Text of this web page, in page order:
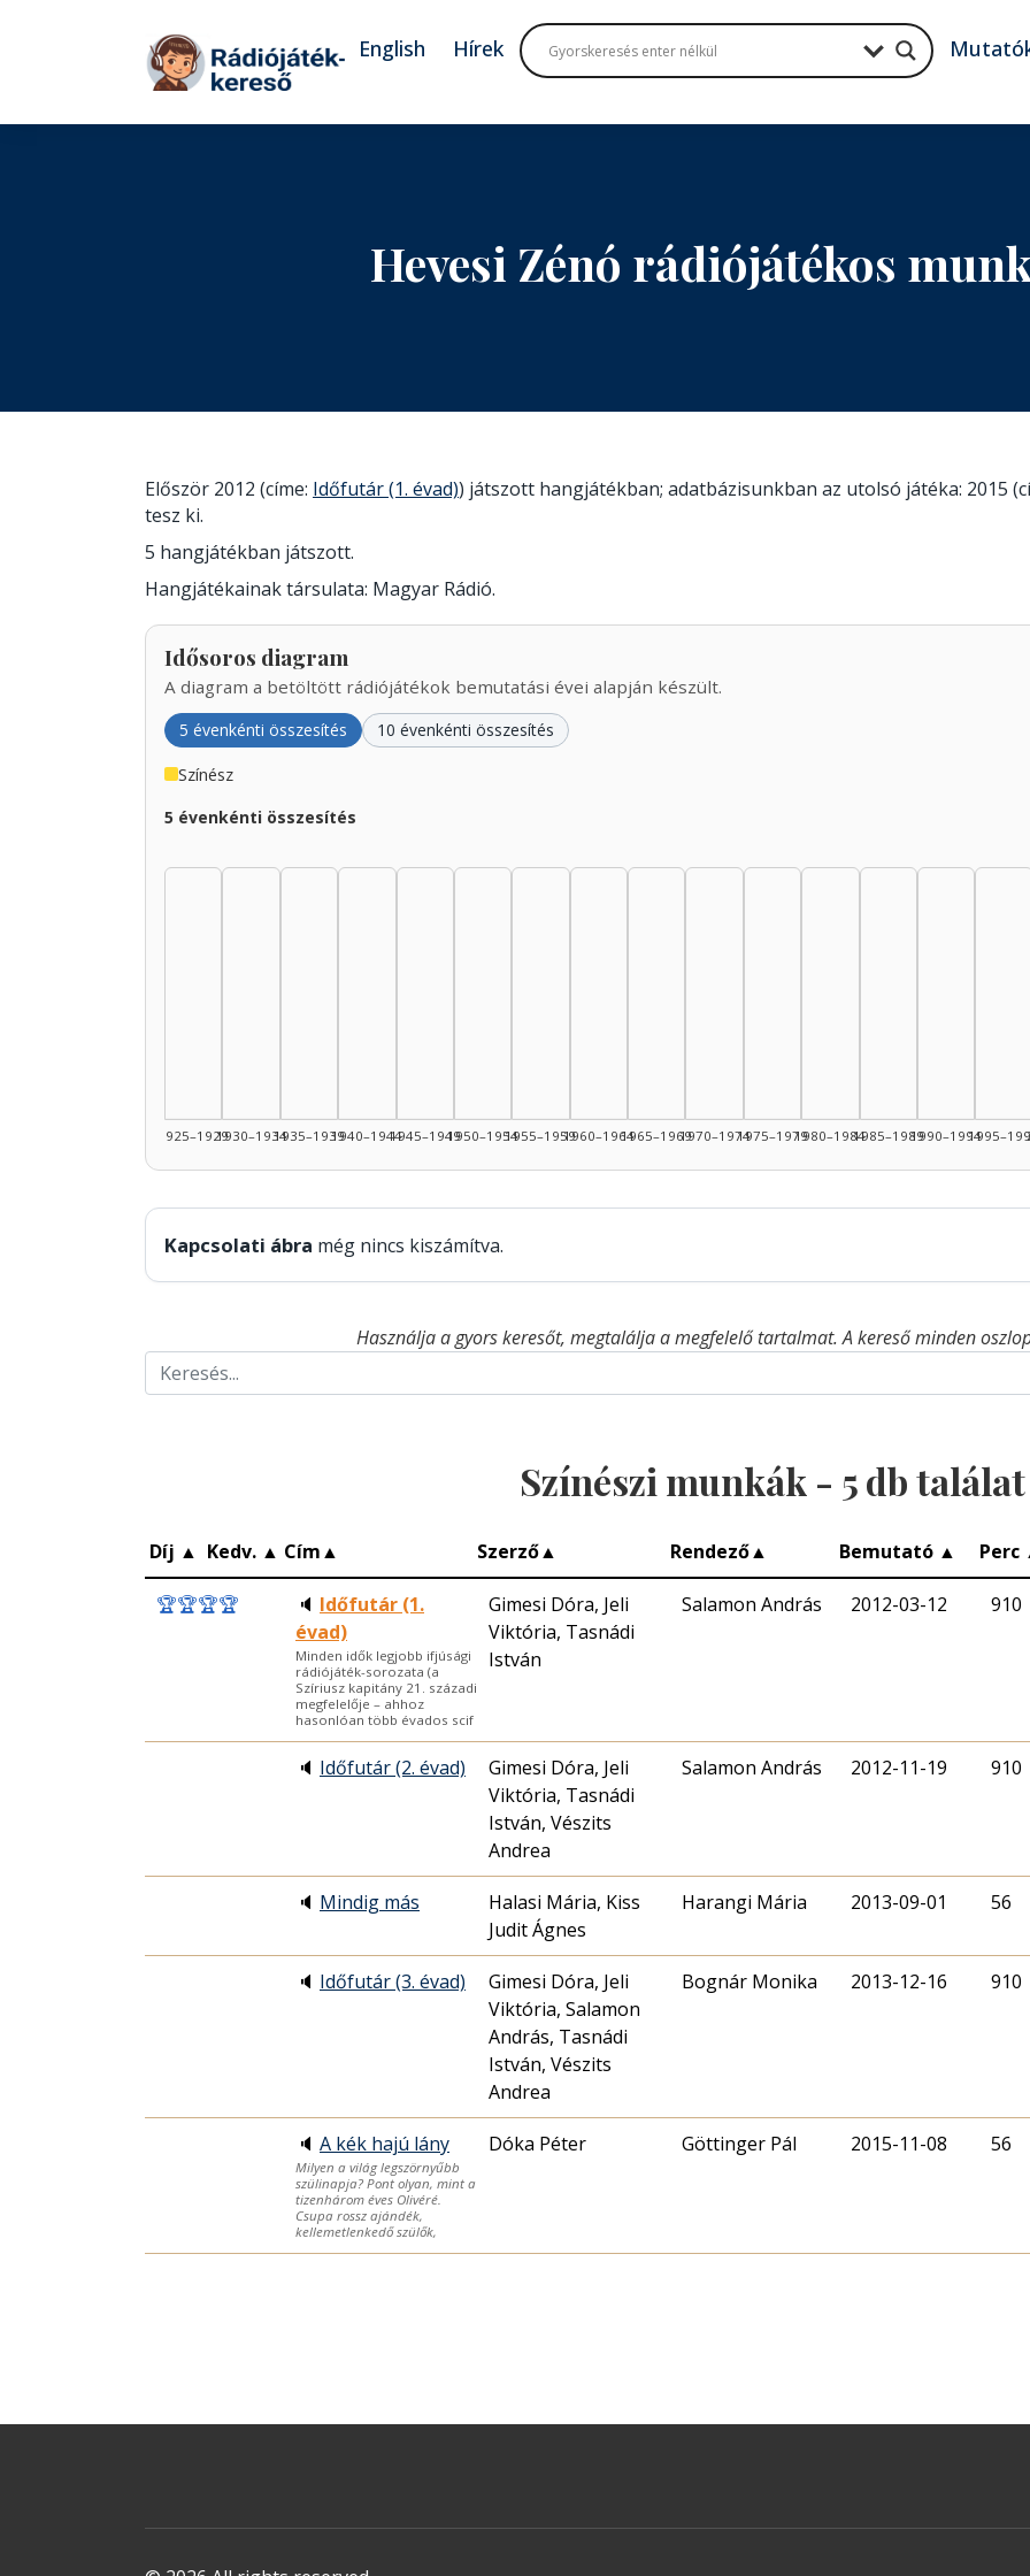
Tovább a tartalomhoz
English Hírek
Hevesi Zénó rádiójátékos
Először 2012 (címe: Időfutár (1. évad)) játszott hangjátékban; adatbázisunkban az utolsó játéka: 2015
tesz ki.
5 hangjátékban játszott.
Hangjátékainak társulata: Magyar Rádió.
Idősoros diagram
A diagram a betöltött rádiójátékok bemutatási évei alapján készült.
5 évenkénti összesítés 10 évenkénti összesítés
Színész
5 évenkénti összesítés
1925–19291930–19341935–19391940–19441945–19491950–19541955–19591960–19641965–19691970–19741975–19791980–19841985–19891990–1994
Kapcsolati ábra még nincs kiszámítva.
Használja a gyors keresőt, megtalálja a megfelelő tartalmat. A kereső minden
Színészi munkák - 5db találat
Díj ▲ Kedv. ▲ Cím▲ Szerző▲ Rendező▲ Bemutató ▲ Perc
🏆🏆🏆🏆 🔈 Időfutár (1.
évad)
Minden idők legjobb ifjúsági
rádiójáték-sorozata (a
Szíriusz kapitány 21. századi
megfelelője – ahhoz
hasonlóan több évados scif
Gimesi Dóra, Jeli
Viktória, Tasnádi
István
Salamon András 2012-03-12 910
🔈 Időfutár (2. évad)
Gimesi Dóra, Jeli
Viktória, Tasnádi
István, Vészits
Andrea
Salamon András 2012-11-19 910
🔈 Mindig más
Halasi Mária, Kiss
Judit Ágnes
Harangi Mária 2013-09-01 56
🔈 Időfutár (3. évad)
Gimesi Dóra, Jeli
Viktória, Salamon
András, Tasnádi
István, Vészits
Andrea
Bognár Monika 2013-12-16 910
🔈 A kék hajú lány
Milyen a világ legszörnyűbb
szülinapja? Pont olyan, mint a
tizenhárom éves Olivéré.
Csupa rossz ajándék,
kellemetlenkedő szülők,
Dóka Péter Göttinger Pál 2015-11-08 56